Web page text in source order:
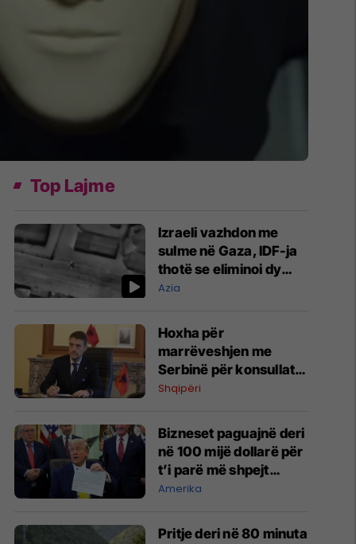
Top Lajme
Izraeli vazhdon me
sulme në Gaza, IDF-ja
thotë se eliminoi dy
komandantë të
Azia
Hoxha për
marrëveshjen me
Serbinë për konsullatat
në Shkodër dhe
kombëtar mbi
emocionet historike
Shqipëri
Bizneset paguajnë deri
në 100 mijë dollarë për
t’i parë më shpejt
postimet e Trumpit
Amerika
Pritje deri në 80 minuta